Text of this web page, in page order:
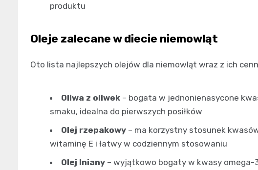
produktu
Oleje zalecane w diecie niemowląt
Oto lista najlepszych olejów dla niemowląt wraz z ich
Oliwa z oliwek – bogata w jednonienasycone
smaku, idealna do pierwszych posiłków
Olej rzepakowy – ma korzystny stosunek
witaminę E i łatwy w codziennym stosowaniu
Olej lniany – wyjątkowo bogaty w kwasy omega-